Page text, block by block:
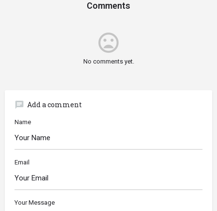
Comments
mood_bad
No comments yet.
chat Add a comment
Name
Email
Your Message